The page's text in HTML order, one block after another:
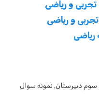
سوم دبیرستان, نمونه سوال